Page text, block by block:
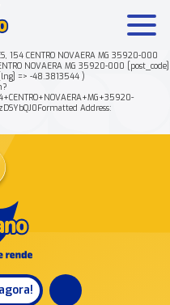
154 CENTRO NOVAERA MG 35920-000
NOVAERA MG 35920-000 [post_code]
=> -48.3813544 )
Address:
Rende +